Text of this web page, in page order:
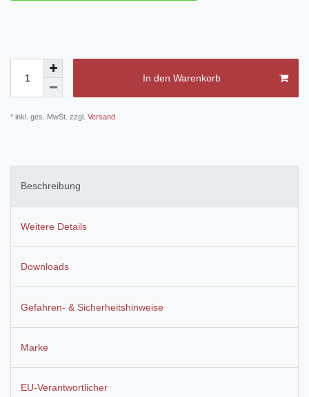
In den Warenkorb
* inkl. ges. MwSt. zzgl. Versand
Beschreibung
Weitere Details
Downloads
Gefahren- & Sicherheitshinweise
Marke
EU-Verantwortlicher